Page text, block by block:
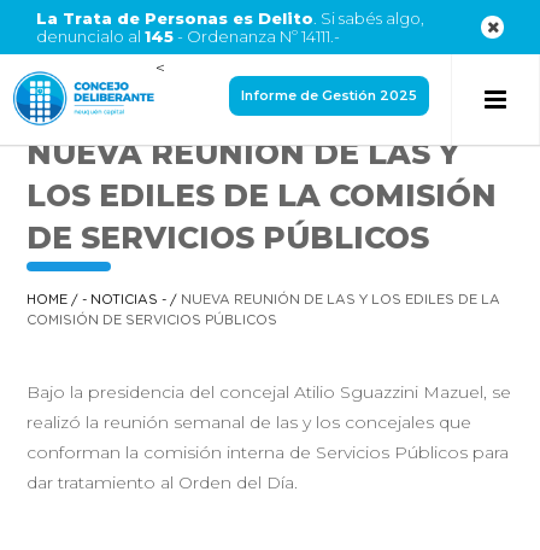
La Trata de Personas es Delito . Si sabés algo,
denuncialo al 145- Ordenanza Nº 14111.-
<
Informe de Gestión 2025
NUEVA REUNIÓN DE LAS Y
LOS EDILES DE LA COMISIÓN
DE SERVICIOS PÚBLICOS
HOME /- NOTICIAS - / NUEVA REUNIÓN DE LAS Y LOS EDILES DE LA
COMISIÓN DE SERVICIOS PÚBLICOS
Bajo la presidencia del concejal Atilio Sguazzini Mazuel, se
realizó la reunión semanal de las y los concejales que
conforman la comisión interna de Servicios Públicos para
dar tratamiento al Orden del Día.